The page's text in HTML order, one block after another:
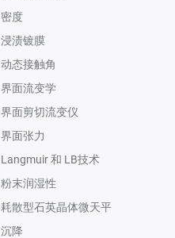
密度
浸渍镀膜
动态接触角
界面流变学
界面剪切流变仪
界面张力
Langmuir 和 LB技术
粉末润湿性
耗散型石英晶体微天平
沉降